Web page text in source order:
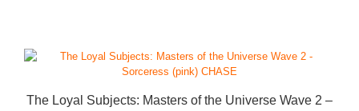
The Loyal Subjects: Masters of the Universe Wave 2 –